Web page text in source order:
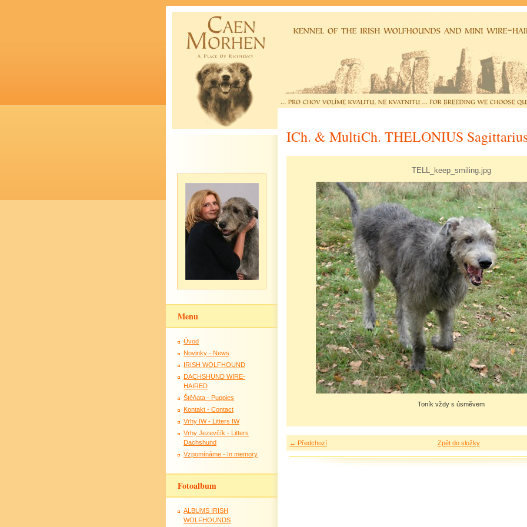
ICh. & MultiCh. THELONIUS
TELL_keep_smiling.jpg
Toník vždy s úsměvem
← Předchozí Zpět do složky
Menu
Úvod
Novinky - News
IRISH WOLFHOUND
DACHSHUND WIRE-
HAIRED
Štěňata - Puppies
Kontakt - Contact
Vrhy IW - Litters IW
Vrhy Jezevčík - Litters
Dachshund
Vzpomínáme - In memory
Fotoalbum
ALBUMS IRISH
WOLFHOUNDS